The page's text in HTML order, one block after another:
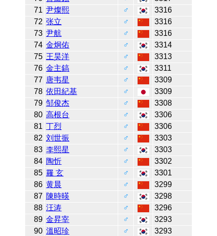
71 尹燦熙 ♂
3316
72 张立 ♂
3316
73 尹航 ♂
3316
74 金炯佑 ♂
3314
75 王昊洋 ♂
3313
76 金主鎬 ♂
3311
77 唐韦星 ♂
3309
78 依田紀基 ♂
3309
79 邹俊杰 ♂
3308
80 高根台 ♂
3306
81 丁烈 ♂
3306
82 刘世振 ♂
3303
83 李熙星 ♂
3303
84 陶忻 ♂
3302
85 羅 玄 ♂
3301
86 黄晨 ♂
3299
87 陳時暎 ♂
3298
88 汪涛 ♂
3296
89 金昇宰 ♂
3293
90 溫昭珍 ♂
3293